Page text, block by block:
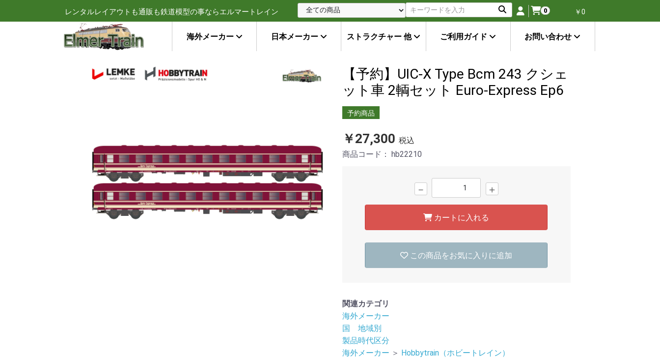
レンタルレイアウトも通販も鉄道模型の事ならエルマートレイン 0 ￥0
海外メーカー 日本メーカー ストラクチャー 他 ご利用ガイド お問い合わせ
【予約】UIC-X Type Bcm 243 クシェ
ット車 2輌セット Euro-Express Ep6
予約商品
￥27,300 税込
商品コード： hb22210
－ ＋
カートに入れる
この商品をお気に入りに追加
関連カテゴリ
海外メーカー
国 地域別
製品時代区分
海外メーカー ＞ Hobbytrain（ホビートレイン）